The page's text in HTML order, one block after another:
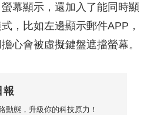
幕顯示，還加入了能同時顯
，比如左邊顯示郵件APP，
心會被虛擬鍵盤遮擋螢幕。
報
動態，升級你的科技原力！